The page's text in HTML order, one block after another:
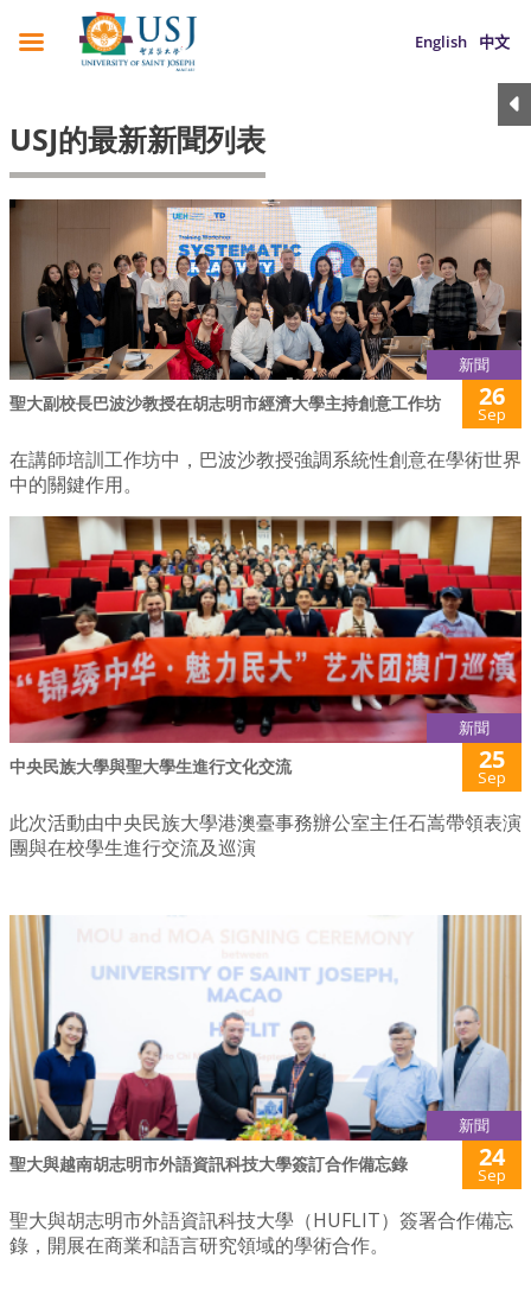
English 中文
USJ的最新新聞列表
新聞
聖大副校長巴波沙教授在胡志明市經濟大學主持創意工作坊 26
Sep
在講師培訓工作坊中，巴波沙教授強調系統性創意在學術世界
中的關鍵作用。
新聞
中央民族大學與聖大學生進行文化交流 25
Sep
此次活動由中央民族大學港澳臺事務辦公室主任石嵩帶領表演
團與在校學生進行交流及巡演
新聞
聖大與越南胡志明市外語資訊科技大學簽訂合作備忘錄 24
Sep
聖大與胡志明市外語資訊科技大學（HUFLIT）簽署合作備忘
錄，開展在商業和語言研究領域的學術合作。